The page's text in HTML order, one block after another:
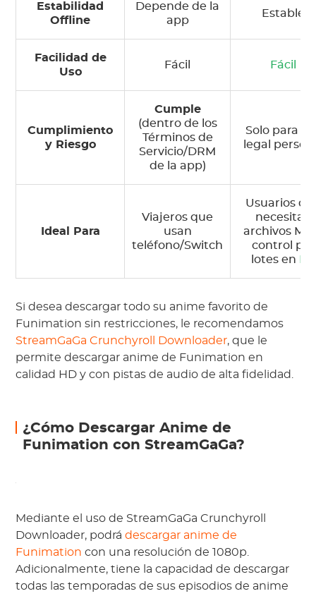
Estabilidad
Offline
Depende de la
app
Estable
Facilidad de
Uso
Fácil Fácil
Cumplimiento
y Riesgo
Cumple
(dentro de los
Términos de
Servicio/DRM
de la app)
Solo para
legal
Ideal Para
Viajeros que
usan
teléfono/Switch
Usuarios
necesitan
archivos
control por
lotes en
Si desea descargar todo su anime favorito de
Funimation sin restricciones, le recomendamos
StreamGaGa Crunchyroll Downloader, que le
permite descargar anime de Funimation en
calidad HD y con pistas de audio de alta fidelidad.
¿Cómo Descargar Anime de
Funimation con StreamGaGa?
Mediante el uso de StreamGaGa Crunchyroll
Downloader, podrádescargar anime de
Funimation con una resolución de 1080p.
Adicionalmente, tiene la capacidad de descargar
todas las temporadas de sus episodios de anime